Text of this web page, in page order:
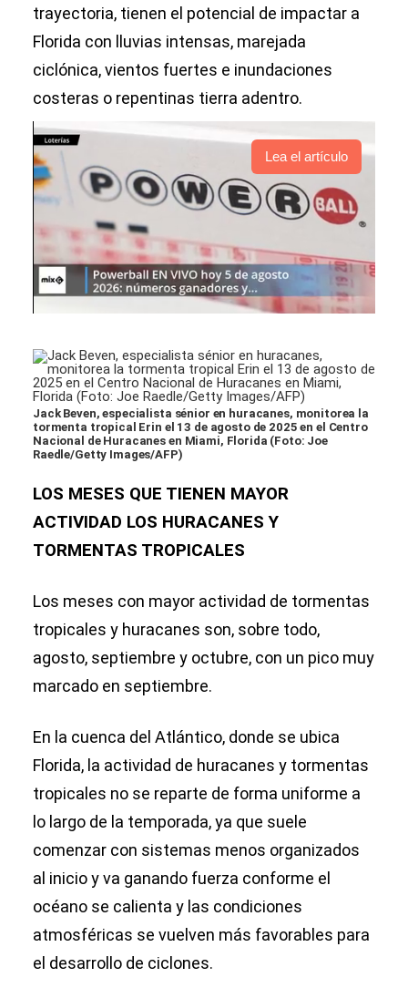
trayectoria, tienen el potencial de impactar a
Florida con lluvias intensas, marejada
ciclónica, vientos fuertes e inundaciones
costeras o repentinas tierra adentro.
Lea el artículo
Jack Beven, especialista sénior en huracanes, monitorea la
tormenta tropical Erin el 13 de agosto de 2025 en el Centro
Nacional de Huracanes en Miami, Florida (Foto: Joe
Raedle/Getty Images/AFP)
LOS MESES QUE TIENEN MAYOR
ACTIVIDAD LOS HURACANES Y
TORMENTAS TROPICALES
Los meses con mayor actividad de tormentas
tropicales y huracanes son, sobre todo,
agosto, septiembre y octubre, con un pico muy
marcado en septiembre.
En la cuenca del Atlántico, donde se ubica
Florida, la actividad de huracanes y tormentas
tropicales no se reparte de forma uniforme a
lo largo de la temporada, ya que suele
comenzar con sistemas menos organizados
al inicio y va ganando fuerza conforme el
océano se calienta y las condiciones
atmosféricas se vuelven más favorables para
el desarrollo de ciclones.